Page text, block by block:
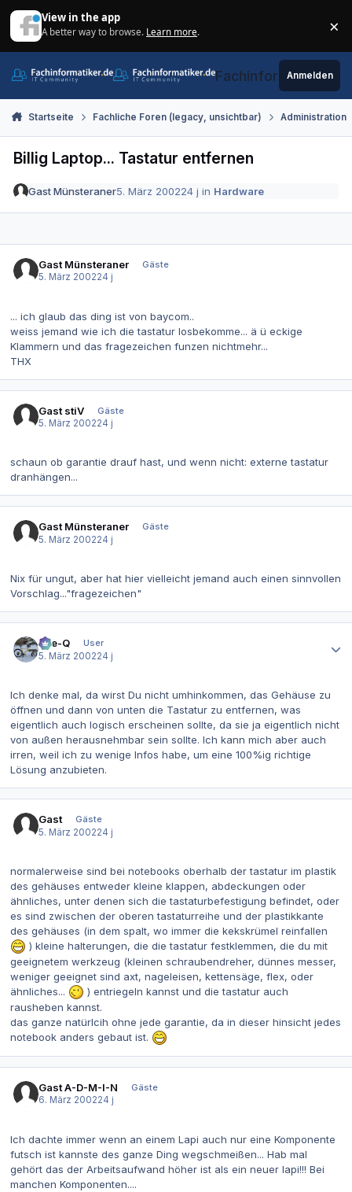
View in the app
A better way to browse. Learn more. ×
Fachinformatiker.de
Anmelden
Startseite Fachliche Foren (legacy, unsichtbar) Administration
Billig Laptop... Tastatur entfernen
Gast Münsteraner5. März 200224 j in Hardware
Gast Münsteraner
Gäste
5. März 200224 j
... ich glaub das ding ist von baycom..
weiss jemand wie ich die tastatur losbekomme... ä ü eckige
Klammern und das fragezeichen funzen nichtmehr...
THX
Gast stiV
Gäste
5. März 200224 j
schaun ob garantie drauf hast, und wenn nicht: externe tastatur
dranhängen...
Gast Münsteraner
Gäste
5. März 200224 j
Nix für ungut, aber hat hier vielleicht jemand auch einen sinnvollen
Vorschlag..."fragezeichen"
Eye-Q
User
5. März 200224 j
Ich denke mal, da wirst Du nicht umhinkommen, das Gehäuse zu
öffnen und dann von unten die Tastatur zu entfernen, was
eigentlich auch logisch erscheinen sollte, da sie ja eigentlich nicht
von außen herausnehmbar sein sollte. Ich kann mich aber auch
irren, weil ich zu wenige Infos habe, um eine 100%ig richtige
Lösung anzubieten.
Gast
Gäste
5. März 200224 j
normalerweise sind bei notebooks oberhalb der tastatur im plastik
des gehäuses entweder kleine klappen, abdeckungen oder
ähnliches, unter denen sich die tastaturbefestigung befindet, oder
es sind zwischen der oberen tastaturreihe und der plastikkante
des gehäuses (in dem spalt, wo immer die kekskrümel reinfallen
) kleine halterungen, die die tastatur festklemmen, die du mit
geeignetem werkzeug (kleinen schraubendreher, dünnes messer,
weniger geeignet sind axt, nageleisen, kettensäge, flex, oder
ähnliches...
) entriegeln kannst und die tastatur auch
rausheben kannst.
das ganze natürlcih ohne jede garantie, da in dieser hinsicht jedes
notebook anders gebaut ist.
Gast A-D-M-I-N
Gäste
6. März 200224 j
Ich dachte immer wenn an einem Lapi auch nur eine Komponente
futsch ist kannste des ganze Ding wegschmeißen... Hab mal
gehört das der Arbeitsaufwand höher ist als ein neuer lapi!!! Bei
manchen Komponenten....